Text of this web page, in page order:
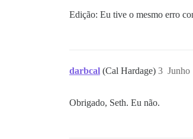
Edição: Eu tive o mesmo erro
darbcal (Cal Hardage) Junho
3
Obrigado, Seth. Eu não.